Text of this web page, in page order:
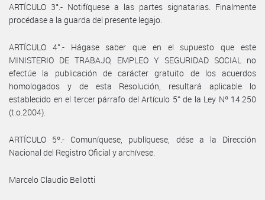
ARTÍCULO 3°.- Notifíquese a las partes signatarias. Finalmente
procédase a la guarda del presente legajo.
ARTÍCULO 4°.- Hágase saber que en el supuesto que este
MINISTERIO DE TRABAJO, EMPLEO Y SEGURIDAD SOCIAL no
efectúe la publicación de carácter gratuito de los acuerdos
homologados y de esta Resolución, resultará aplicable lo
establecido en el tercer párrafo del Artículo 5° de la Ley Nº 14.250
(t.o.2004).
ARTÍCULO 5º.- Comuníquese, publíquese, dése a la Dirección
Nacional del Registro Oficial y archívese.
Marcelo Claudio Bellotti